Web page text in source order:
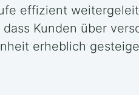
effizient
dass Kunden über
erheblich